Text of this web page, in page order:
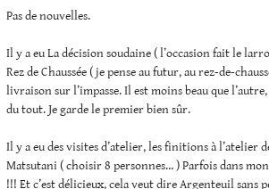
Pas de nouvelles.
Il y a eu La décision soudaine ( l’occasion fait le
Rez de Chaussée ( je pense au futur, au rez-de-
livraison sur l’impasse. Il est moins beau que
du tout. Je garde le premier bien sûr.
Il y a eu des visites d’atelier, les finitions à l’atelier
Matsutani ( choisir 8 personnes… ) Parfois dans
!!! Et c’est délicieux, cela veut dire Argenteuil sans